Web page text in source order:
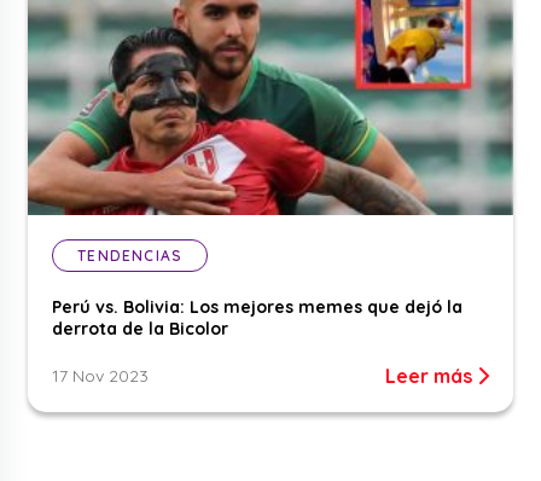
TENDENCIAS
Perú vs. Bolivia: Los mejores memes que dejó la
derrota de la Bicolor
17 Nov 2023 Leer más